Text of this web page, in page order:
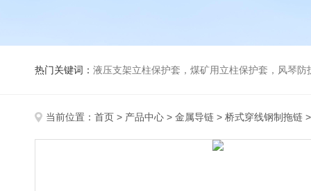
热门关键词： 液压支架立柱保护套，煤矿用立柱保护套，风琴
当前位置： 首页 > 产品中心 > 金属导链 > 桥式穿线钢制拖链